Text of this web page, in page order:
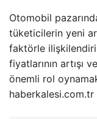
Otomobil
tüketicilerin yeni
faktörle
fiyatlarının artışı
önemli rol